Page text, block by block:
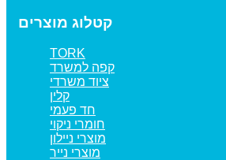
קטלוג מוצרים
TORK
קפה למשרד
ציוד משרדי
קלין
חד פעמי
חומרי ניקוי
מוצרי ניילון
מוצרי נייר